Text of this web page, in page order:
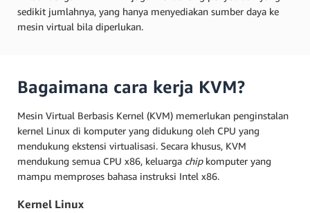
sedikit jumlahnya, yang hanya menyediakan sumber daya ke
mesin virtual bila diperlukan.
Bagaimana cara kerja KVM?
Mesin Virtual Berbasis Kernel (KVM) memerlukan penginstalan
kernel Linux di komputer yang didukung oleh CPU yang
mendukung ekstensi virtualisasi. Secara khusus, KVM
mendukung semua CPU x86, keluarga chip komputer yang
mampu memproses bahasa instruksi Intel x86.
Kernel Linux